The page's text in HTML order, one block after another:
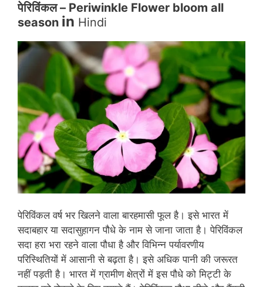
पेरिविंकल – Periwinkle Flower bloom all
season in Hindi
पेरिविंकल वर्ष भर खिलने वाला बारहमासी फूल है। इसे भारत में
सदाबहार या सदासुहागन पौधे के नाम से जाना जाता है। पेरिविंकल
सदा हरा भरा रहने वाला पौधा है और विभिन्न पर्यावरणीय
परिस्थितियों में आसानी से बढ़ता है। इसे अधिक पानी की जरूरत
नहीं पड़ती है। भारत में ग्रामीण क्षेत्रों में इस पौधे को मिट्टी के